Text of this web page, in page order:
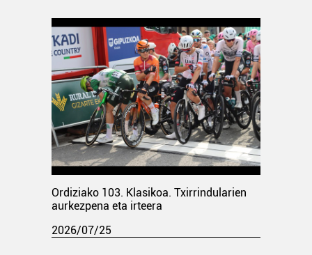
Ordiziako 103. Klasikoa. Txirrindularien
aurkezpena eta irteera
2026/07/25